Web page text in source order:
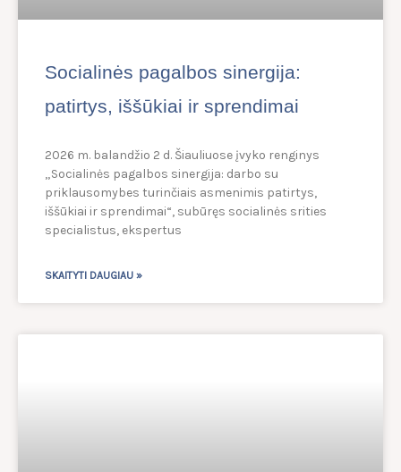
Socialinės pagalbos sinergija:
patirtys, iššūkiai ir sprendimai
2026 m. balandžio 2 d. Šiauliuose įvyko renginys
„Socialinės pagalbos sinergija: darbo su
priklausomybes turinčiais asmenimis patirtys,
iššūkiai ir sprendimai“, subūręs socialinės srities
specialistus, ekspertus
SKAITYTI DAUGIAU »